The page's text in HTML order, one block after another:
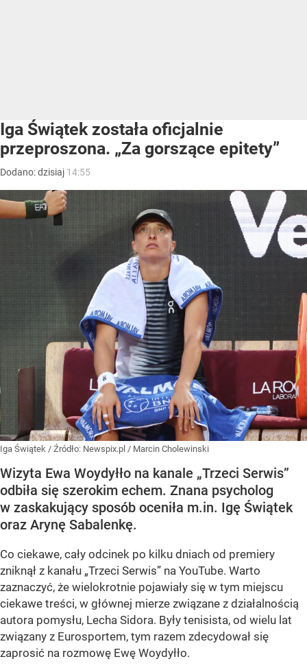
Iga Świątek została oficjalnie
przeproszona. „Za gorszące epitety”
Dodano:dzisiaj 14:55
Iga Świątek / Źródło: Newspix.pl / Marcin Cholewinski
Wizyta Ewa Woydyłło na kanale „Trzeci Serwis”
odbiła się szerokim echem. Znana psycholog
w zaskakujący sposób oceniła m.in. Igę Świątek
oraz Arynę Sabalenkę.
Co ciekawe, cały odcinek po kilku dniach od premiery
zniknął z kanału „Trzeci Serwis” na YouTube. Warto
zaznaczyć, że wielokrotnie pojawiały się w tym miejscu
ciekawe treści, w głównej mierze związane z działalnością
autora pomysłu, Lecha Sidora. Były tenisista, od wielu lat
związany z Eurosportem, tym razem zdecydował się
zaprosić na rozmowę Ewę Woydyłło.